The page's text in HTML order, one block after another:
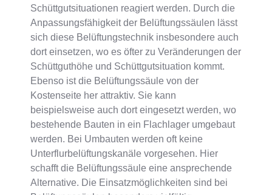
Schüttgutsituationen reagiert werden. Durch die
Anpassungsfähigkeit der Belüftungssäulen lässt
sich diese Belüftungstechnik insbesondere auch
dort einsetzen, wo es öfter zu Veränderungen der
Schüttguthöhe und Schüttgutsituation kommt.
Ebenso ist die Belüftungssäule von der
Kostenseite her attraktiv. Sie kann
beispielsweise auch dort eingesetzt werden, wo
bestehende Bauten in ein Flachlager umgebaut
werden. Bei Umbauten werden oft keine
Unterflurbelüftungskanäle vorgesehen. Hier
schafft die Belüftungssäule eine ansprechende
Alternative. Die Einsatzmöglichkeiten sind bei